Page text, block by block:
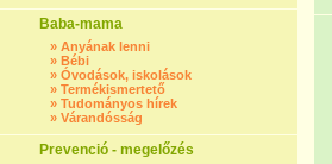
Baba-mama
» Anyának lenni
» Bébi
» Óvodások, iskolások
» Termékismertető
» Tudományos hírek
» Várandósság
Prevenció - megelőzés